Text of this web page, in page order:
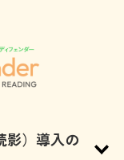
影）導入の